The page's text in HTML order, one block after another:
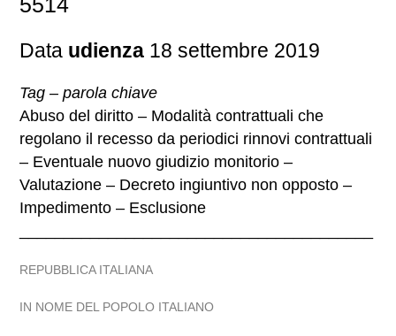
Data udienza 18 settembre 2019
Tag – parola chiave
Abuso del diritto – Modalità contrattuali che
regolano il recesso da periodici rinnovi contrattuali
– Eventuale nuovo giudizio monitorio –
Valutazione – Decreto ingiuntivo non opposto –
Impedimento – Esclusione
REPUBBLICA ITALIANA
IN NOME DEL POPOLO ITALIANO